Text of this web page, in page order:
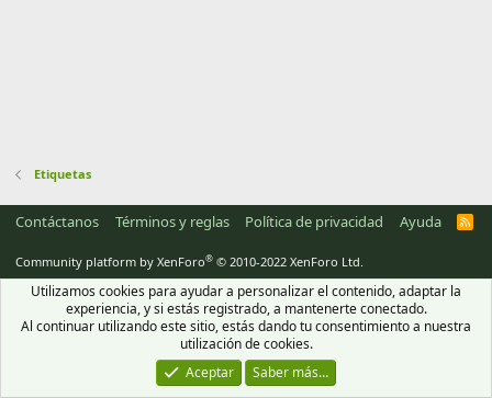
Etiquetas
Contáctanos Términos y reglas Política de privacidad Ayuda
R
Community platform by XenForo® © 2010-2022 XenForo Ltd.
Utilizamos cookies para ayudar a personalizar el contenido, adaptar la
experiencia, y si estás registrado, a mantenerte conectado.
Al continuar utilizando este sitio, estás dando tu consentimiento a nuestra
utilización de cookies.
Aceptar
Saber más…